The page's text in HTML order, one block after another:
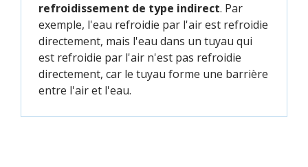
refroidissement de type indirect. Par
exemple, l'eau refroidie par l'air est refroidie
directement, mais l'eau dans un tuyau qui
est refroidie par l'air n'est pas refroidie
directement, car le tuyau forme une barrière
entre l'air et l'eau.